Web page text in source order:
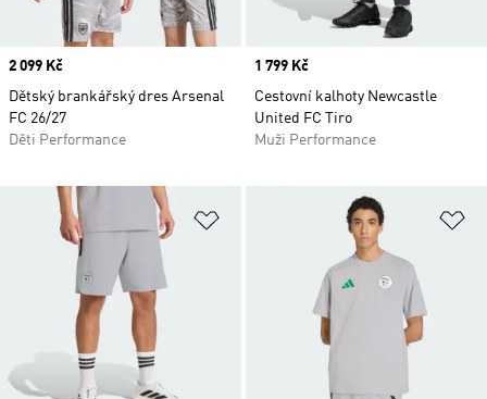
Price
2 099 Kč
Dětský brankářský dres Arsenal
FC 26/27
Děti Performance
Price
1 799 Kč
Cestovní kalhoty Newcastle
United FC Tiro
Muži Performance
Přidat do seznamu přání